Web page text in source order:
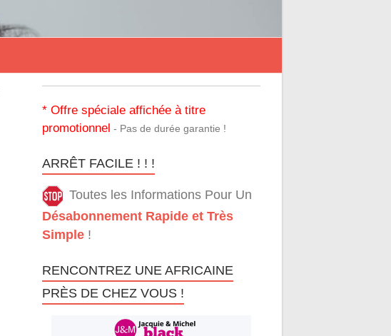
* Offre spéciale affichée à titre
promotionnel - Pas de durée garantie !
ARRÊT FACILE ! ! !
Toutes les Informations Pour Un
Désabonnement Rapide et Très
Simple !
RENCONTREZ UNE AFRICAINE
PRÈS DE CHEZ VOUS !